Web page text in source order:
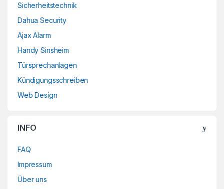
Sicherheitstechnik
Dahua Security
Ajax Alarm
Handy Sinsheim
Türsprechanlagen
Kündigungsschreiben
Web Design
INFO
FAQ
Impressum
Über uns